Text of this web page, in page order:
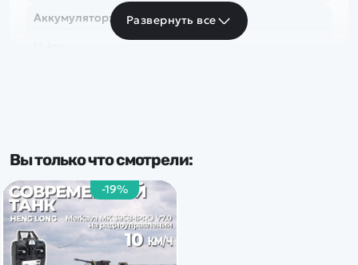
Аккумулятор:
Развернуть все
Вы только что смотрели:
-19%